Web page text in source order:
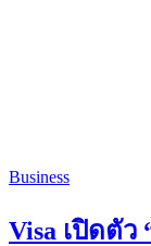
Business
Visa เปิดตัว